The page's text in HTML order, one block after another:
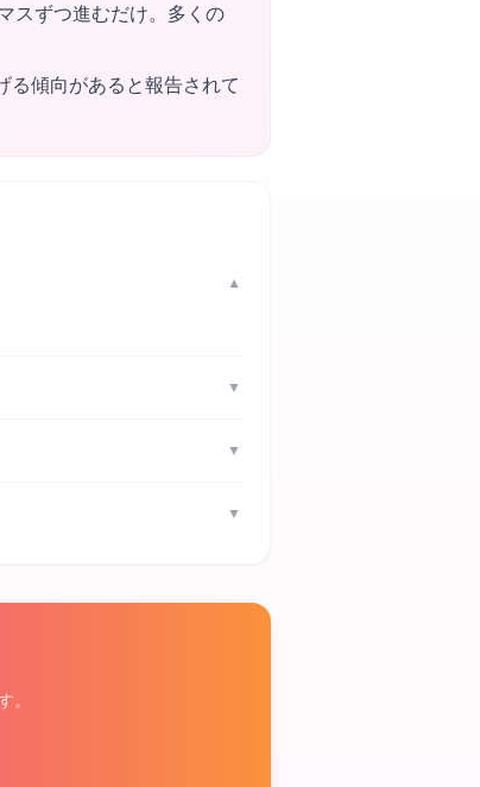
スずつ進むだけ。多くの
る傾向があると報告されて
▼
▼
▼
▼
。